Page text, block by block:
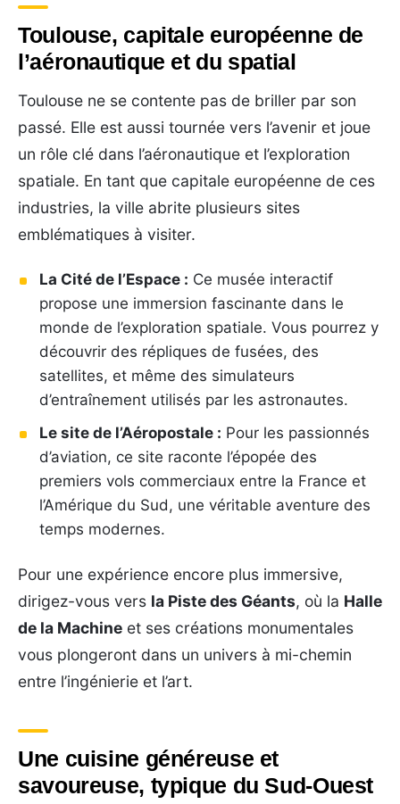
Toulouse, capitale européenne de
l’aéronautique et du spatial
Toulouse ne se contente pas de briller par son
passé. Elle est aussi tournée vers l’avenir et joue
un rôle clé dans l’aéronautique et l’exploration
spatiale. En tant que capitale européenne de ces
industries, la ville abrite plusieurs sites
emblématiques à visiter.
La Cité de l’Espace : Ce musée interactif
propose une immersion fascinante dans le
monde de l’exploration spatiale. Vous pourrez y
découvrir des répliques de fusées, des
satellites, et même des simulateurs
d’entraînement utilisés par les astronautes.
Le site de l’Aéropostale : Pour les passionnés
d’aviation, ce site raconte l’épopée des
premiers vols commerciaux entre la France et
l’Amérique du Sud, une véritable aventure des
temps modernes.
Pour une expérience encore plus immersive,
dirigez-vous vers la Piste des Géants, où la Halle
de la Machine et ses créations monumentales
vous plongeront dans un univers à mi-chemin
entre l’ingénierie et l’art.
Une cuisine généreuse et
savoureuse, typique du Sud-Ouest